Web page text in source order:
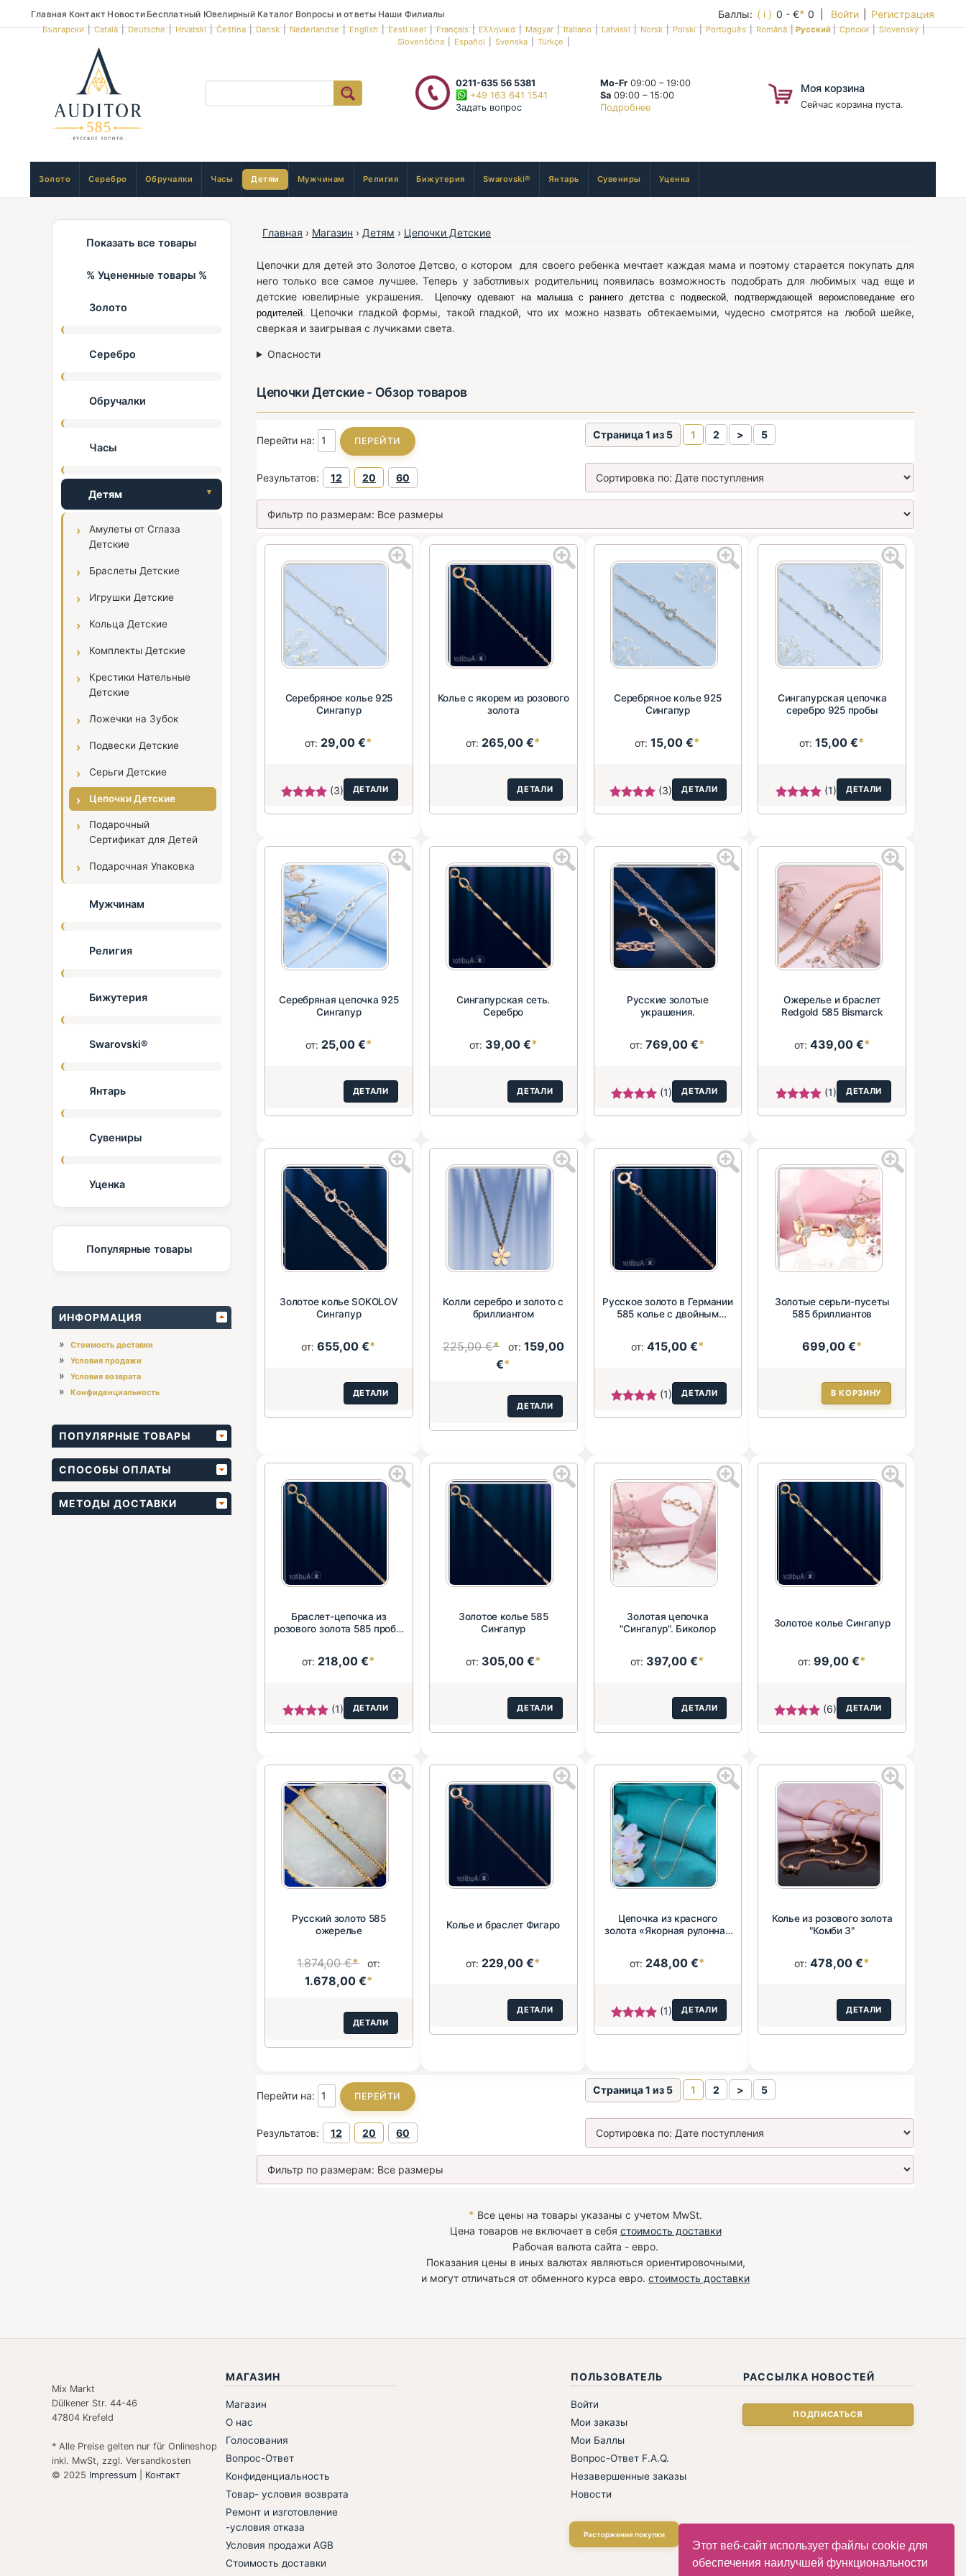
Этот веб-сайт использует файлы cookie для
обеспечения наилучшей функциональности
Главная Контакт Новости Бесплатный Ювелирный Каталог Вопросы и ответы Наши Филиалы Баллы: ( i ) 0 - €* 0 | Войти Регистрация
Български|Català|Deutsche|Hrvatski|Čeština|Dansk|Nederlandse|English|Eesti keel|Français|Ελληνικά|Magyar|Italiano|Latviski|Norsk|Polski|Português|Română|Русский|Српски|Slovenský|
Slovenščina
Español Svenska Türkçe
0211-635 56 5381
+49 163 641 1541
Задать вопрос
Mo-Fr09:00 – 19:00
Sa09:00 – 15:00
Подробнее
Моя корзина
Сейчас корзина пуста.
Золото Серебро Обручалки Часы Детям Мужчинам Религия Бижутерия Swarovski® Янтарь Сувениры Уценка
Показать все товары
% Уцененные товары %
Золото
Серебро
Обручалки
Часы
Детям
Амулеты от Сглаза
Детские
Браслеты Детские
Игрушки Детские
Кольца Детские
Комплекты Детские
Крестики Нательные
Детские
Ложечки на Зубок
Подвески Детские
Серьги Детские
Цепочки Детские
Подарочный
Сертификат для Детей
Подарочная Упаковка
Мужчинам
Религия
Бижутерия
Swarovski®
Янтарь
Сувениры
Уценка
Популярные товары
ИНФОРМАЦИЯ
» Стоимость доставки
» Условия продажи
» Условия возврата
» Конфиденциальность
ПОПУЛЯРНЫЕ ТОВАРЫ
СПОСОБЫ ОПЛАТЫ
МЕТОДЫ ДОСТАВКИ
Главная › Магазин › Детям › Цепочки Детские
Цепочки для детей это Золотое Детсво, о котором для своего ребенка мечтает каждая мама и поэтому старается покупать для
него только все самое лучшее. Теперь у заботливых родительниц появилась возможность подобрать для любимых чад еще и
детские ювелирные украшения.
Цепочку одевают на малыша с раннего детства с подвеской, подтверждающей вероисповедание его
родителей. Цепочки гладкой формы, такой гладкой, что их можно назвать обтекаемыми, чудесно смотрятся на любой шейке,
сверкая и заигрывая с лучиками света.
Опасности
Цепочки Детские - Обзор товаров
Перейти на: Страница 1 из 5 1 2 > 5
Результатов: 12 20 60
Серебряное колье 925
Сингапур
от: 29,00 €*
(3) ДЕТАЛИ
Колье с якорем из розового
золота
от: 265,00 €*
ДЕТАЛИ
Серебряное колье 925
Сингапур
от:15,00 €*
(3) ДЕТАЛИ
Сингапурская цепочка
серебро 925 пробы
от:15,00 €*
(1) ДЕТАЛИ
Серебряная цепочка 925
Сингапур
от: 25,00 €*
ДЕТАЛИ
Сингапурская сеть.
Серебро
от: 39,00 €*
ДЕТАЛИ
Русские золотые
украшения.
от:769,00 €*
(1) ДЕТАЛИ
Ожерелье и браслет
Redgold 585 Bismarck
от: 439,00 €*
(1) ДЕТАЛИ
Золотое колье SOKOLOV
Сингапур
от:655,00 €*
ДЕТАЛИ
Колли серебро и золото с
бриллиантом
225,00 €* от: 159,00
€*
ДЕТАЛИ
Русское золото в Германии
585 колье с двойным
от: 415,00 €*
(1) ДЕТАЛИ
Золотые серьги-пусеты
585 бриллиантов
699,00 €*
В КОРЗИНУ
Браслет-цепочка из
розового золота 585 пробы
от: 218,00 €*
(1) ДЕТАЛИ
Золотое колье 585
Сингапур
от: 305,00 €*
ДЕТАЛИ
Золотая цепочка
"Сингапур". Биколор
от: 397,00 €*
ДЕТАЛИ
Золотое колье Сингапур
от:99,00 €*
(6) ДЕТАЛИ
Русский золото 585
ожерелье
1.874,00 €* от:
1.678,00 €*
ДЕТАЛИ
Колье и браслет Фигаро
от: 229,00 €*
ДЕТАЛИ
Цепочка из красного
золота «Якорная рулонная
от: 248,00 €*
(1) ДЕТАЛИ
Колье из розового золота
"Комби 3"
от:478,00 €*
ДЕТАЛИ
Перейти на: Страница 1 из 5 1 2 > 5
Результатов: 12 20 60
* Все цены на товары указаны с учетом MwSt.
Цена товаров не включает в себя стоимость доставки
Рабочая валюта сайта - евро.
Показания цены в иных валютах являються ориентировочными,
и могут отличаться от обменного курса евро. стоимость доставки
Mix Markt
Dülkener Str. 44-46
47804 Krefeld
* Alle Preise gelten nur für Onlineshop
inkl. MwSt, zzgl. Versandkosten
© 2025 Impressum Контакт
МАГАЗИН
Магазин
О нас
Голосования
Вопрос-Ответ
Конфиденциальность
Товар- условия возврата
Ремонт и изготовление
-условия отказа
Условия продажи AGB
Стоимость доставки
ПОЛЬЗОВАТЕЛЬ
Войти
Мои заказы
Мои Баллы
Вопрос-Ответ F.A.Q.
Незавершенные заказы
Новости
Расторжение покупки
РАССЫЛКА НОВОСТЕЙ